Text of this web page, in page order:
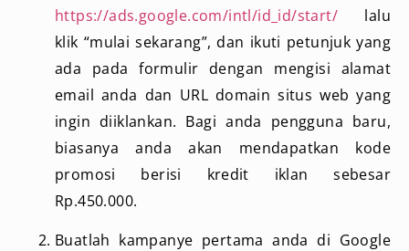
https://ads.google.com/intl/id_id/start/ lalu
klik “mulai sekarang”, dan ikuti petunjuk yang
ada pada formulir dengan mengisi alamat
email anda dan URL domain situs web yang
ingin diiklankan. Bagi anda pengguna baru,
biasanya anda akan mendapatkan kode
promosi berisi kredit iklan sebesar
Rp.450.000.
Buatlah kampanye pertama anda di Google